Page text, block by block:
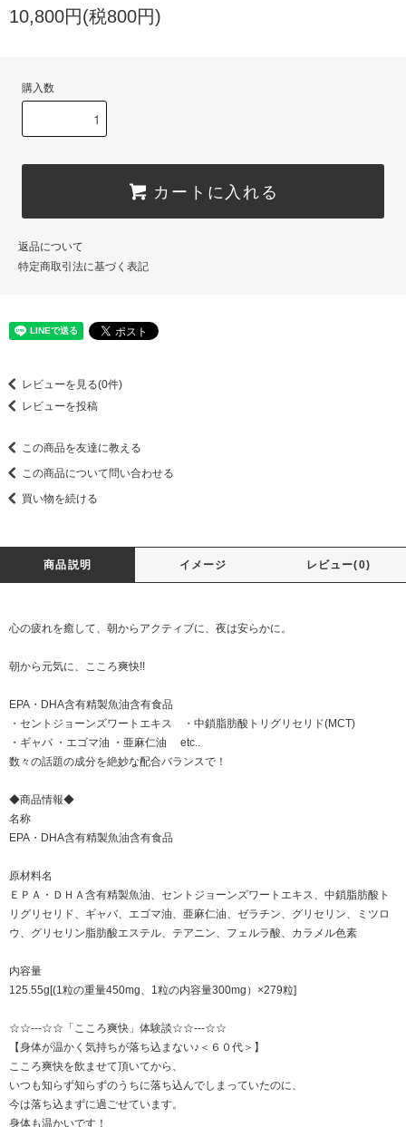
10,800円(税800円)
購入数
カートに入れる
返品について
特定商取引法に基づく表記
レビューを見る(0件)
レビューを投稿
この商品を友達に教える
この商品について問い合わせる
買い物を続ける
商品説明 イメージ レビュー(0)
心の疲れを癒して、朝からアクティブに、夜は安らかに。
朝から元気に、こころ爽快!!
EPA・DHA含有精製魚油含有食品
・セントジョーンズワートエキス ・中鎖脂肪酸トリグリセリド(MCT)
・ギャバ ・エゴマ油 ・亜麻仁油 etc..
数々の話題の成分を絶妙な配合バランスで！
◆商品情報◆
名称
EPA・DHA含有精製魚油含有食品
原材料名
ＥＰＡ・ＤＨＡ含有精製魚油、セントジョーンズワートエキス、中鎖脂肪酸ト
リグリセリド、ギャバ、エゴマ油、亜麻仁油、ゼラチン、グリセリン、ミツロ
ウ、グリセリン脂肪酸エステル、テアニン、フェルラ酸、カラメル色素
内容量
125.55g[(1粒の重量450mg、1粒の内容量300mg）×279粒]
☆☆---☆☆「こころ爽快」体験談☆☆---☆☆
【身体が温かく気持ちが落ち込まない♪＜６０代＞】
こころ爽快を飲ませて頂いてから、
いつも知らず知らずのうちに落ち込んでしまっていたのに、
今は落ち込まずに過ごせています。
身体も温かいです！